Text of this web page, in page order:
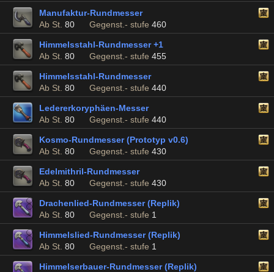
Manufaktur-Rundmesser
Ab St. 80 Gegenst.- stufe 460
Himmelsstahl-Rundmesser +1
Ab St. 80 Gegenst.- stufe 455
Himmelsstahl-Rundmesser
Ab St. 80 Gegenst.- stufe 440
Ledererkoryphäen-Messer
Ab St. 80 Gegenst.- stufe 440
Kosmo-Rundmesser (Prototyp v0.6)
Ab St. 80 Gegenst.- stufe 430
Edelmithril-Rundmesser
Ab St. 80 Gegenst.- stufe 430
Drachenlied-Rundmesser (Replik)
Ab St. 80 Gegenst.- stufe 1
Himmelslied-Rundmesser (Replik)
Ab St. 80 Gegenst.- stufe 1
Himmelserbauer-Rundmesser (Replik)